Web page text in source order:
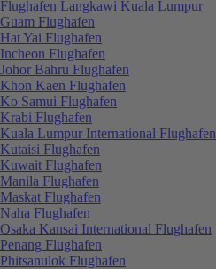
Flughafen Langkawi Kuala Lumpur
Guam Flughafen
Hat Yai Flughafen
Incheon Flughafen
Johor Bahru Flughafen
Khon Kaen Flughafen
Ko Samui Flughafen
Krabi Flughafen
Kuala Lumpur International Flughafen
Kutaisi Flughafen
Kuwait Flughafen
Manila Flughafen
Maskat Flughafen
Naha Flughafen
Osaka Kansai International Flughafen
Penang Flughafen
Phitsanulok Flughafen